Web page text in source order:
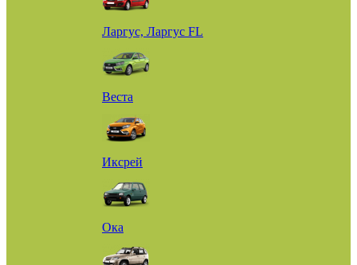
Ларгус, Ларгус FL
Веста
Иксрей
Ока